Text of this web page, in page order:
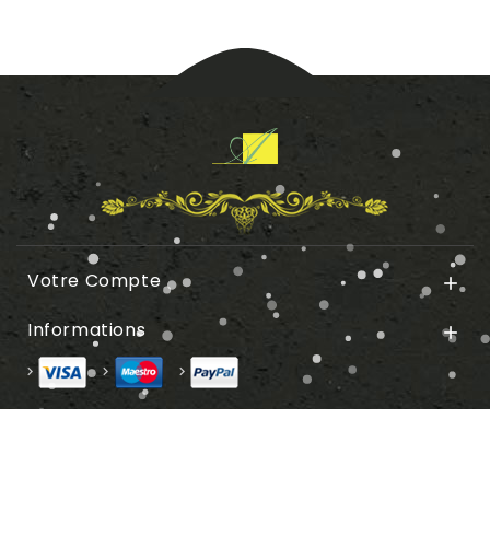
Votre Compte 
Informations 